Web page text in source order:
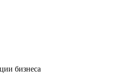
бизнеса